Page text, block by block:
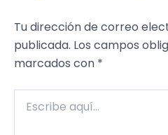
Tu dirección de correo
publicada. Los campos
marcados con *
aquí...